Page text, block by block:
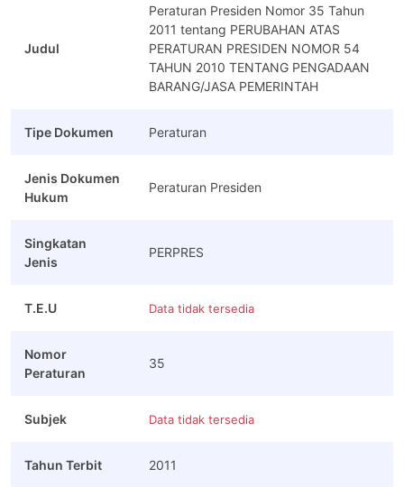
Judul
Peraturan Presiden Nomor 35 Tahun
2011 tentang PERUBAHAN ATAS
PERATURAN PRESIDEN NOMOR 54
TAHUN 2010 TENTANG PENGADAAN
BARANG/JASA PEMERINTAH
Tipe Dokumen Peraturan
Jenis Dokumen
Hukum
Peraturan Presiden
Singkatan
Jenis
PERPRES
T.E.U Data tidak tersedia
Nomor
Peraturan
35
Subjek Data tidak tersedia
Tahun Terbit 2011